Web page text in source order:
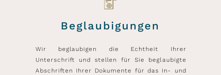
Beglaubigungen
Wir beglaubigen die Echtheit Ihrer
Unterschrift und stellen für Sie beglaubigte
Abschriften Ihrer Dokumente für das In- und